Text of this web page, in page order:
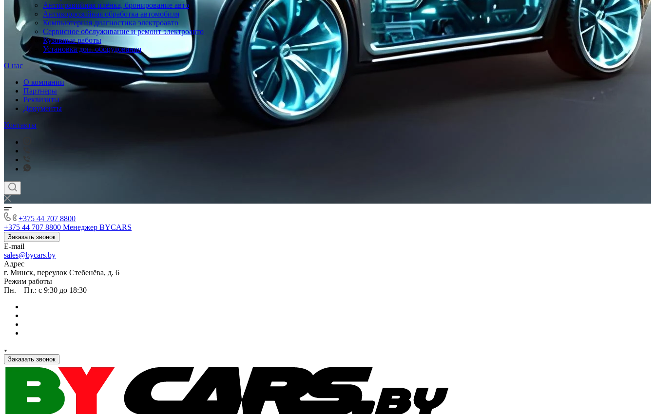
Антигравийная плёнка, бронирование авто
Антикоррозийная обработка автомобиля
Компьютерная диагностика электроавто
Сервисное обслуживание и ремонт электроавто
Кузовные работы
Установка доп. оборудования
О нас
О компании
Партнеры
Реквизиты
Документы
Контакты
+375 44 707 8800
+375 44 707 8800 Менеджер BYCARS
Заказать звонок
E-mail
sales@bycars.by
Адрес
г. Минск, переулок Стебенёва, д. 6
Режим работы
Пн. – Пт.: с 9:30 до 18:30
Заказать звонок